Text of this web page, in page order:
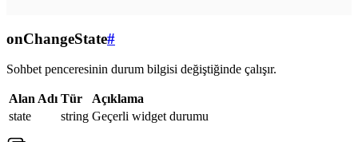
onChangeState#
Sohbet penceresinin durum bilgisi değiştiğinde çalışır.
Alan Adı Tür
Açıklama
state
string Geçerli widget durumu